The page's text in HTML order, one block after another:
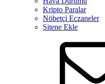
Kripto Paralar
Nöbetçi Eczaneler
Sitene Ekle